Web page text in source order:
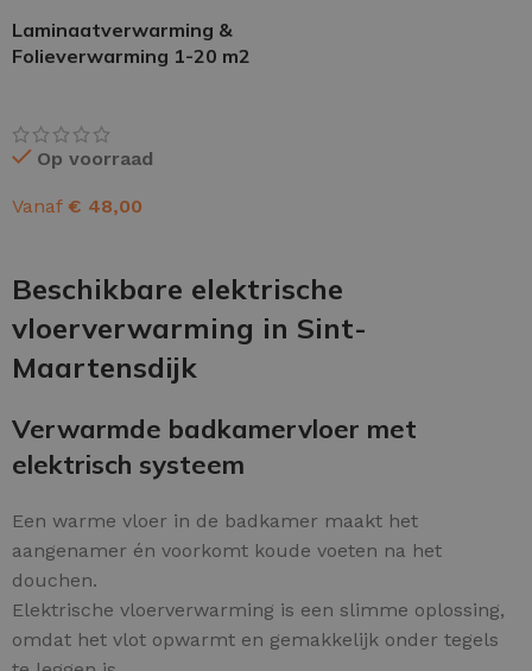
Laminaatverwarming &
Folieverwarming 1-20 m2
Op voorraad
Vanaf € 48,00
Beschikbare elektrische
vloerverwarming in Sint-
Maartensdijk
Verwarmde badkamervloer met
elektrisch systeem
Een warme vloer in de badkamer maakt het
aangenamer én voorkomt koude voeten na het
douchen.
Elektrische vloerverwarming is een slimme oplossing,
omdat het vlot opwarmt en gemakkelijk onder tegels